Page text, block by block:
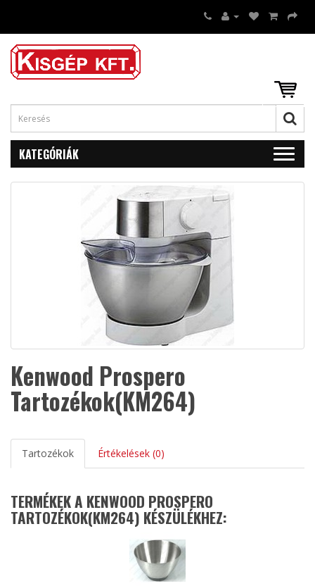
KATEGÓRIÁK
Kenwood Prospero
Tartozékok(KM264)
Tartozékok Értékelések (0)
TERMÉKEK A KENWOOD PROSPERO
TARTOZÉKOK(KM264) KÉSZÜLÉKHEZ: